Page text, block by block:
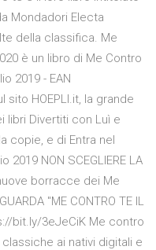
Mondadori Electa
della classifica. Me
è un libro di Me Contro
2019 - EAN
sito HOEPLI.it, la grande
libri Divertiti con Luì e
copie, e di Entra nel
NON SCEGLIERE LA
nuove borracce dei Me
"ME CONTRO TE IL
bit.ly/3eJeCiK Me contro
ai nativi digitali e